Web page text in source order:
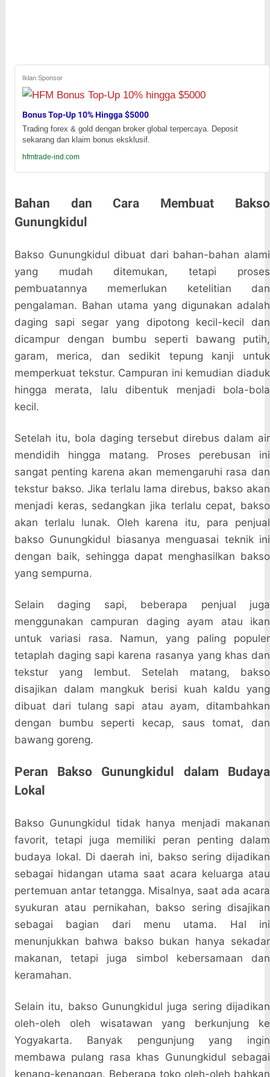
Iklan Sponsor
Bonus Top-Up 10% Hingga $5000
Trading forex & gold dengan broker global terpercaya. Deposit
sekarang dan klaim bonus eksklusif.
hfmtrade-ind.com
Bahan dan Cara Membuat Bakso
Gunungkidul
Bakso Gunungkidul dibuat dari bahan-bahan alami
yang mudah ditemukan, tetapi proses
pembuatannya memerlukan ketelitian dan
pengalaman. Bahan utama yang digunakan adalah
daging sapi segar yang dipotong kecil-kecil dan
dicampur dengan bumbu seperti bawang putih,
garam, merica, dan sedikit tepung kanji untuk
memperkuat tekstur. Campuran ini kemudian diaduk
hingga merata, lalu dibentuk menjadi bola-bola
kecil.
Setelah itu, bola daging tersebut direbus dalam air
mendidih hingga matang. Proses perebusan ini
sangat penting karena akan memengaruhi rasa dan
tekstur bakso. Jika terlalu lama direbus, bakso akan
menjadi keras, sedangkan jika terlalu cepat, bakso
akan terlalu lunak. Oleh karena itu, para penjual
bakso Gunungkidul biasanya menguasai teknik ini
dengan baik, sehingga dapat menghasilkan bakso
yang sempurna.
Selain daging sapi, beberapa penjual juga
menggunakan campuran daging ayam atau ikan
untuk variasi rasa. Namun, yang paling populer
tetaplah daging sapi karena rasanya yang khas dan
tekstur yang lembut. Setelah matang, bakso
disajikan dalam mangkuk berisi kuah kaldu yang
dibuat dari tulang sapi atau ayam, ditambahkan
dengan bumbu seperti kecap, saus tomat, dan
bawang goreng.
Peran Bakso Gunungkidul dalam Budaya
Lokal
Bakso Gunungkidul tidak hanya menjadi makanan
favorit, tetapi juga memiliki peran penting dalam
budaya lokal. Di daerah ini, bakso sering dijadikan
sebagai hidangan utama saat acara keluarga atau
pertemuan antar tetangga. Misalnya, saat ada acara
syukuran atau pernikahan, bakso sering disajikan
sebagai bagian dari menu utama. Hal ini
menunjukkan bahwa bakso bukan hanya sekadar
makanan, tetapi juga simbol kebersamaan dan
keramahan.
Selain itu, bakso Gunungkidul juga sering dijadikan
oleh-oleh oleh wisatawan yang berkunjung ke
Yogyakarta. Banyak pengunjung yang ingin
membawa pulang rasa khas Gunungkidul sebagai
kenang-kenangan. Beberapa toko oleh-oleh bahkan